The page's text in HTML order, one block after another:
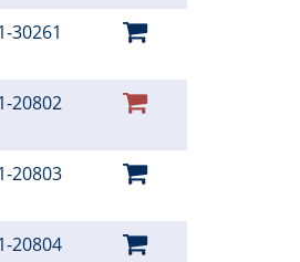
30261
20802
20803
20804